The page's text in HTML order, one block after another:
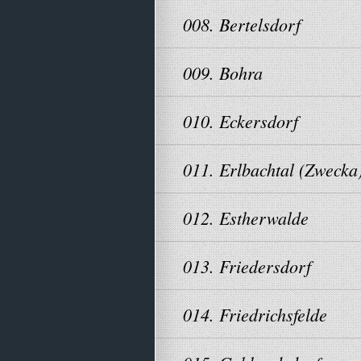
008. Bertelsdorf
009. Bohra
010. Eckersdorf
011. Erlbachtal
012. Estherwalde
013. Friedersdorf
014. Friedrichsfelde